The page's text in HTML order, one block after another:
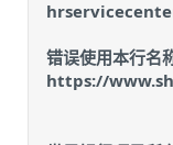
错误使用本行名
https://